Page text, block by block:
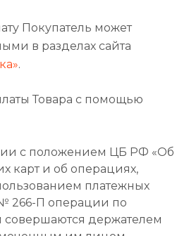
Покупатель может
в разделах сайта
.
Товара с помощью
с положением ЦБ РФ «Об
карт и об операциях,
платежных
№ 266-П операции по
совершаются держателем